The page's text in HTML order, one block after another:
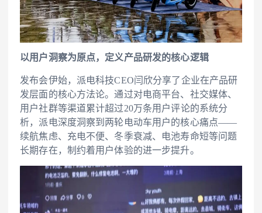
以用户洞察为原点，定义产品研发的核心逻辑
发布会伊始，派电科技CEO闫欣分享了企业在产品研
发层面的核心方法论。通过对电商平台、社交媒体、
用户社群等渠道累计超过20万条用户评论的系统分
析，派电深度洞察到两轮电动车用户的核心痛点——
续航焦虑、充电不便、冬季衰减、电池寿命短等问题
长期存在，制约着用户体验的进一步提升。